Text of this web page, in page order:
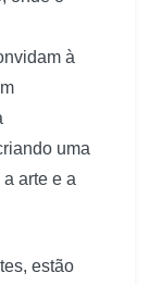
à
uma
arte e a
estão